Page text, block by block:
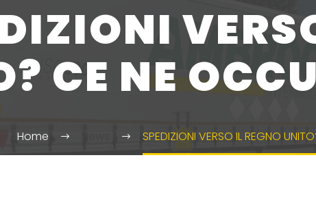
CE NE
Home SPEDIZIONI VERSO IL REGNO